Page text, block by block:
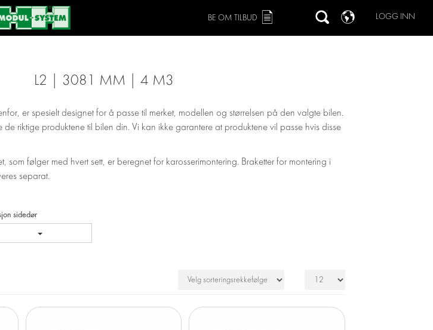
LOGG INN
BE OM TILBUD
L2 | 3081 MM | 4 M3
er spesielt designet for å passe til merket, modellen og størrelsen på den valgte bilen.
de riktige produktene til bilen din. Vi kan ikke garantere at produktene vil passe hvis disse
som følger med hvert sett, er beregnet for karosserimontering. Braketter for montering i
separat.
sidedør